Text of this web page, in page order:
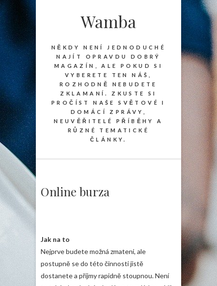
Wamba
NĚKDY NENÍ JEDNODUCHÉ
NAJÍT OPRAVDU DOBRÝ
MAGAZÍN, ALE POKUD SI
VYBERETE TEN NÁŠ,
ROZHODNĚ NEBUDETE
ZKLAMANÍ. ZKUSTE SI
PROČÍST NAŠE SVĚTOVÉ I
DOMÁCÍ ZPRÁVY,
NEUVĚŘITELÉ PŘÍBĚHY A
RŮZNÉ TEMATICKÉ
ČLÁNKY.
Online burza
Jak na to
Nejprve budete možná zmateni, ale
postupně se do této činnosti jistě
dostanete a příjmy rapidně stoupnou. Není